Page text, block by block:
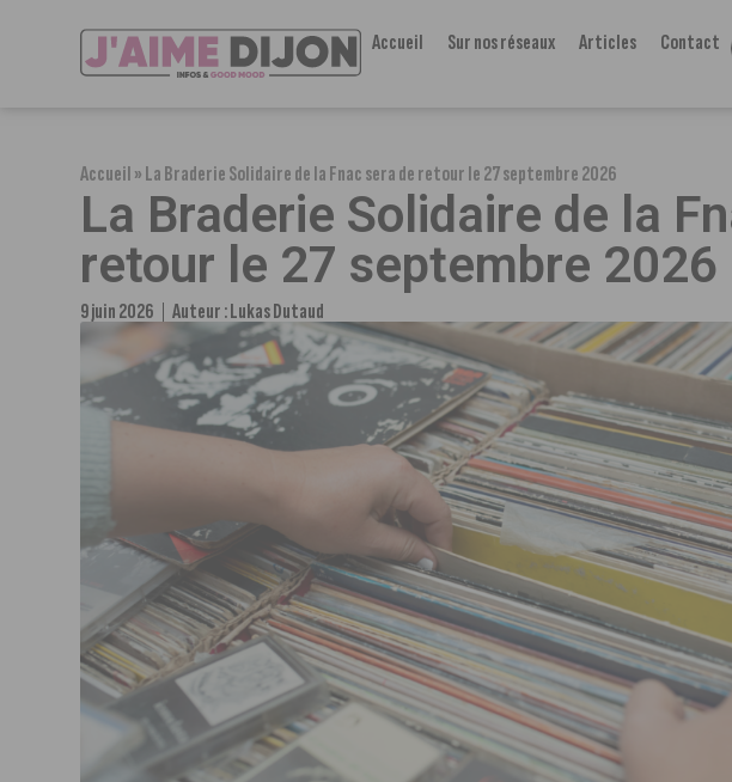
Accueil Sur nos réseaux Articles Contact
Accueil»La Braderie Solidaire de la Fnac sera de retour le 27 septembre 2026
La Braderie Solidaire de la
retour le 27 septembre 2026
9 juin 2026 Auteur :Lukas Dutaud